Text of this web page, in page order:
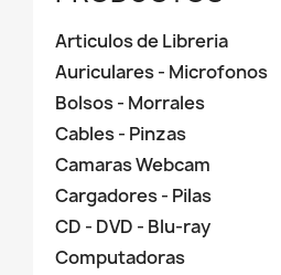
Articulos de Libreria
Auriculares - Microfonos
Bolsos - Morrales
Cables - Pinzas
Camaras Webcam
Cargadores - Pilas
CD - DVD - Blu-ray
Computadoras